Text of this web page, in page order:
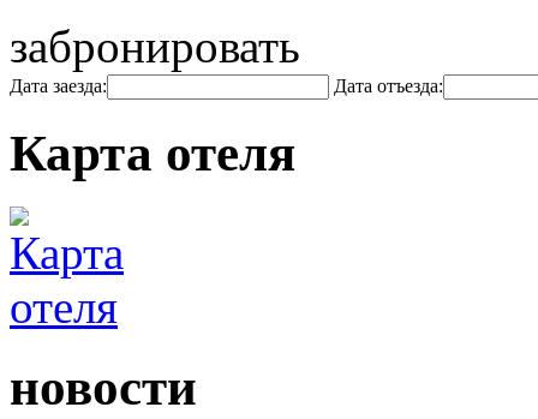
забронировать
Дата заезда: Дата отъезда:
Карта отеля
новости